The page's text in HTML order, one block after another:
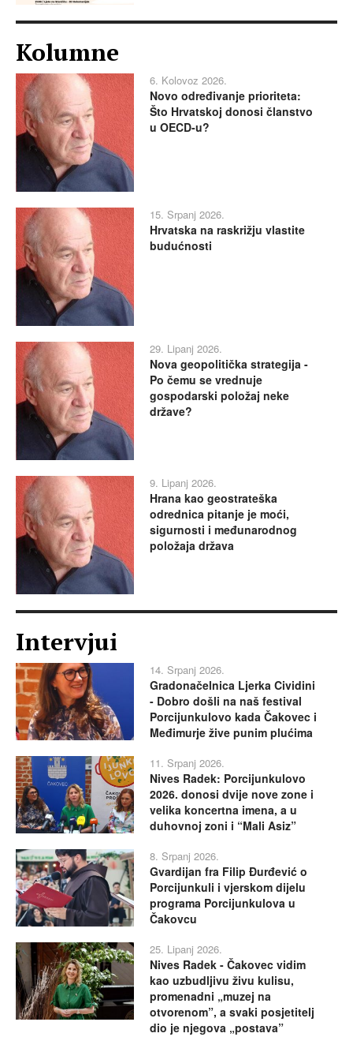
Kolumne
6. Kolovoz 2026.
Novo određivanje prioriteta:
Što Hrvatskoj donosi članstvo
u OECD-u?
15. Srpanj 2026.
Hrvatska na raskrižju vlastite
budućnosti
29. Lipanj 2026.
Nova geopolitička strategija -
Po čemu se vrednuje
gospodarski položaj neke
države?
9. Lipanj 2026.
Hrana kao geostrateška
odrednica pitanje je moći,
sigurnosti i međunarodnog
položaja država
Intervjui
14. Srpanj 2026.
Gradonačelnica Ljerka Cividini
- Dobro došli na naš festival
Porcijunkulovo kada Čakovec i
Međimurje žive punim plućima
11. Srpanj 2026.
Nives Radek: Porcijunkulovo
2026. donosi dvije nove zone i
velika koncertna imena, a u
duhovnoj zoni i “Mali Asiz”
8. Srpanj 2026.
Gvardijan fra Filip Đurđević o
Porcijunkuli i vjerskom dijelu
programa Porcijunkulova u
Čakovcu
25. Lipanj 2026.
Nives Radek - Čakovec vidim
kao uzbudljivu živu kulisu,
promenadni „muzej na
otvorenom”, a svaki posjetitelj
dio je njegova „postava”